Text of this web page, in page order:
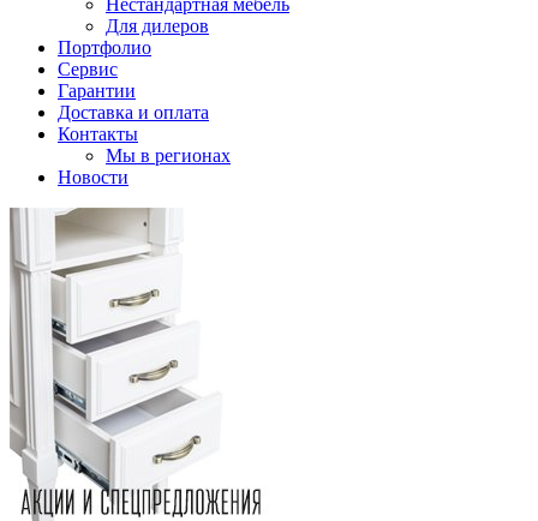
Нестандартная мебель
Для дилеров
Портфолио
Сервис
Гарантии
Доставка и оплата
Контакты
Мы в регионах
Новости